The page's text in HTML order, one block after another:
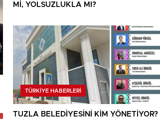
Mİ, YOLSUZLUKLA MI?
TÜRKİYE HABERLERİ
TUZLA BELEDİYESİNİ KİM YÖNETİYOR?